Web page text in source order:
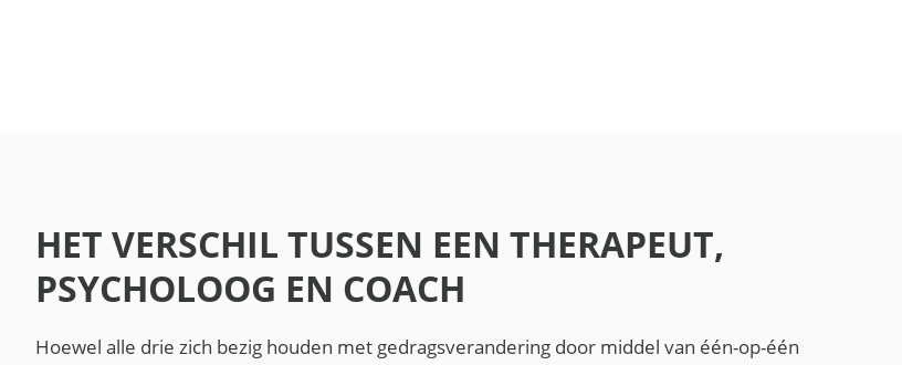
HET VERSCHIL TUSSEN EEN THERAPEUT,
PSYCHOLOOG EN COACH
Hoewel alle drie zich bezig houden met gedragsverandering door middel van één-op-één